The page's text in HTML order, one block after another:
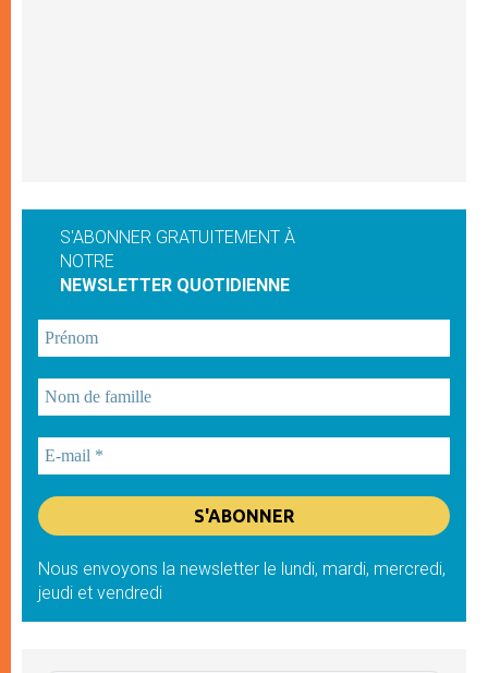
S'ABONNER GRATUITEMENT À
NOTRE
NEWSLETTER QUOTIDIENNE
Nous envoyons la newsletter le lundi, mardi, mercredi,
jeudi et vendredi